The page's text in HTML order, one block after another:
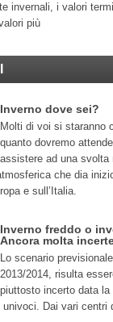
invernali, i valori
più
Inverno dove sei?
Molti di voi si staranno
quanto dovremo
assistere ad una svolta
che dia
e sull’Italia.
Inverno freddo o
Ancora molta
Lo scenario
2013/2014, risulta
piuttosto incerto data la
univoci. Dai vari centri